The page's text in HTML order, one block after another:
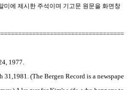
미에 제시한 주석이며 기고문 원문을 화면창
1977.
31,1981. (The Bergen Record is a newspape